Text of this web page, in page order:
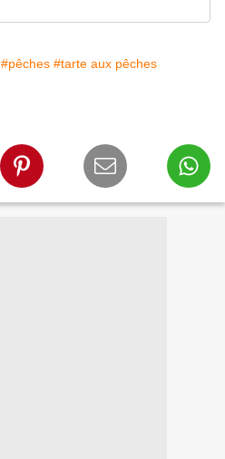
#pêches #tarte aux pêches